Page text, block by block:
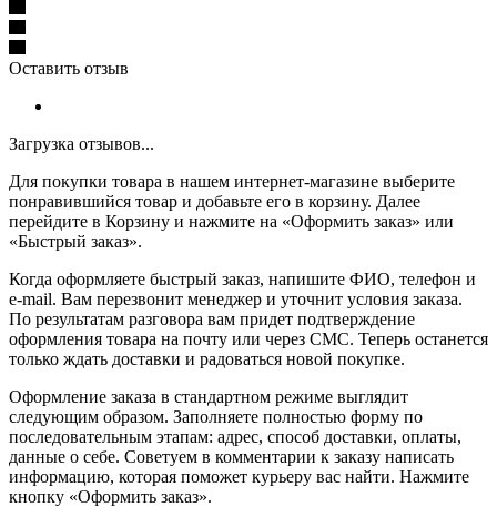
Оставить отзыв
Загрузка отзывов...
Для покупки товара в нашем интернет-магазине выберите
понравившийся товар и добавьте его в корзину. Далее
перейдите в Корзину и нажмите на «Оформить заказ» или
«Быстрый заказ».
Когда оформляете быстрый заказ, напишите ФИО, телефон и
e-mail. Вам перезвонит менеджер и уточнит условия заказа.
По результатам разговора вам придет подтверждение
оформления товара на почту или через СМС. Теперь останется
только ждать доставки и радоваться новой покупке.
Оформление заказа в стандартном режиме выглядит
следующим образом. Заполняете полностью форму по
последовательным этапам: адрес, способ доставки, оплаты,
данные о себе. Советуем в комментарии к заказу написать
информацию, которая поможет курьеру вас найти. Нажмите
кнопку «Оформить заказ».